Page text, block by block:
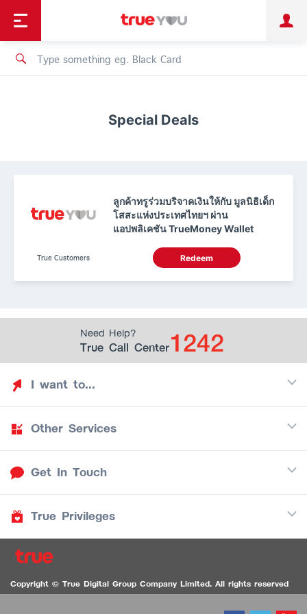
Personal Business
Shopping
เทรนด์เทคโนโลยี
Special Deals
ลูกค้าทรูร่วมบริจาคเงินให้กับ มูลนิธิเด็ก
โสสะแห่งประเทศไทยฯ ผ่าน
แอปพลิเคชัน TrueMoney Wallet
True Customers Redeem
Need Help?
True Call Center1242
I want to...
Discover TrueYou
Find free privileges
Be TrueYou Partner (True Smart Merchant)
Download TrueYou AppiOS / Android
Other Services
Mobile
Internet
Get In Touch
Call Center
1236 TrueBlack Call Center
Contact us
True Privileges
True Card
TruePoint
Copyright © True Digital Group Company Limited. All rights reserved